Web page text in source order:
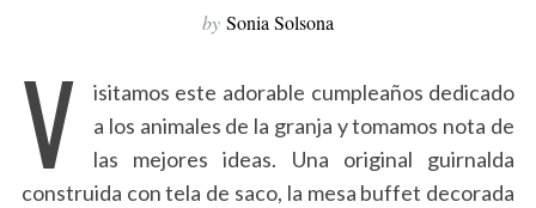
by Sonia Solsona
V
isitamos este adorable cumpleaños dedicado
a los animales de la granja y tomamos nota de
las mejores ideas. Una original guirnalda
construida con tela de saco, la mesa buffet decorada